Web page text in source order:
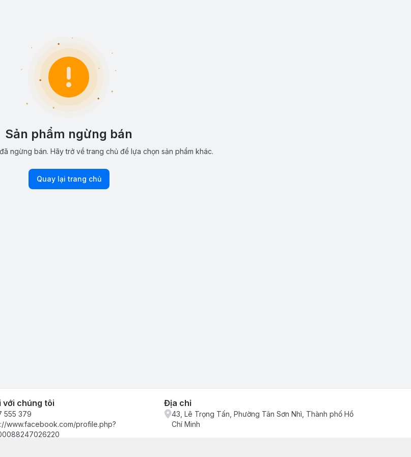
Sản phẩm ngừng bán
ngừng bán. Hãy trở về trang chủ để lựa chọn sản phẩm khác.
Quay lại trang chủ
với chúng tôi
555 379
www.facebook.com/profile.php?
Địa chỉ
43, Lê Trọng Tấn, Phường Tân Sơn Nhì, Thành phố Hồ
Chí Minh